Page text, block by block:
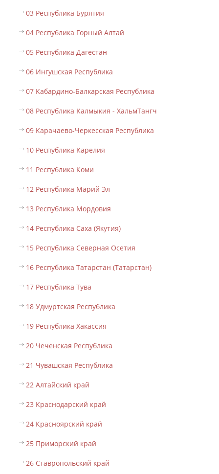
03 Республика Бурятия
04 Республика Горный Алтай
05 Республика Дагестан
06 Ингушская Республика
07 Кабардино-Балкарская Республика
08 Республика Калмыкия - ХальмТангч
09 Карачаево-Черкесская Республика
10 Республика Карелия
11 Республика Коми
12 Республика Марий Эл
13 Республика Мордовия
14 Республика Саха (Якутия)
15 Республика Северная Осетия
16 Республика Татарстан (Татарстан)
17 Республика Тува
18 Удмуртская Республика
19 Республика Хакассия
20 Чеченская Республика
21 Чувашская Республика
22 Алтайский край
23 Краснодарский край
24 Красноярский край
25 Приморский край
26 Ставропольский край